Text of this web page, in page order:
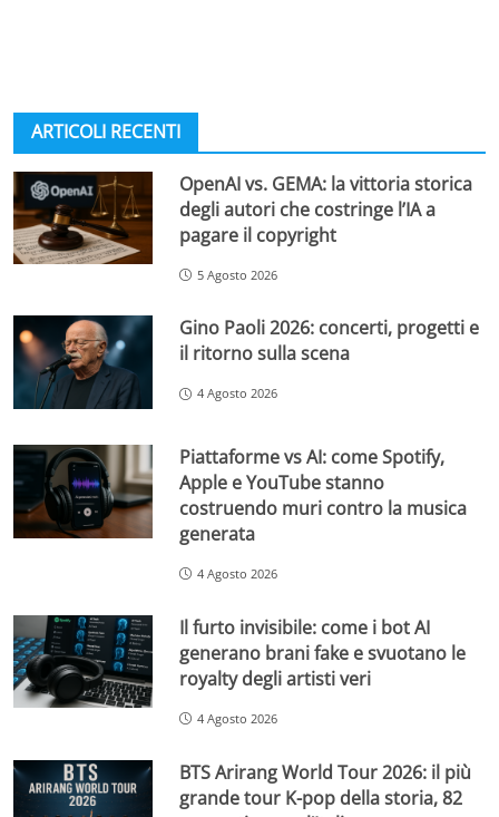
ARTICOLI RECENTI
OpenAI vs. GEMA: la vittoria storica
degli autori che costringe l’IA a
pagare il copyright
5 Agosto 2026
Gino Paoli 2026: concerti, progetti e
il ritorno sulla scena
4 Agosto 2026
Piattaforme vs AI: come Spotify,
Apple e YouTube stanno
costruendo muri contro la musica
generata
4 Agosto 2026
Il furto invisibile: come i bot AI
generano brani fake e svuotano le
royalty degli artisti veri
4 Agosto 2026
BTS Arirang World Tour 2026: il più
grande tour K-pop della storia, 82